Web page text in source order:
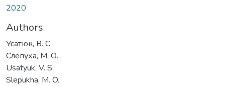
2020
Authors
Усатюк, В. С.
Слепуха, М. О.
Usatyuk, V. S.
Slepukha, M. O.